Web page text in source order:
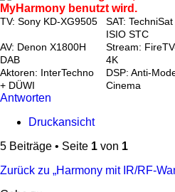
MyHarmony benutzt wird.
TV: Sony KD-XG9505
SAT:
ISIO STC
AV: Denon X1800H
DAB
Stream:
4K
Aktoren: InterTechno
+ DÜWI
DSP: Anti-
Cinema
Antworten
Druckansicht
5 Beiträge • Seite 1 von 1
Zurück zu „Harmony mit IR/RF-